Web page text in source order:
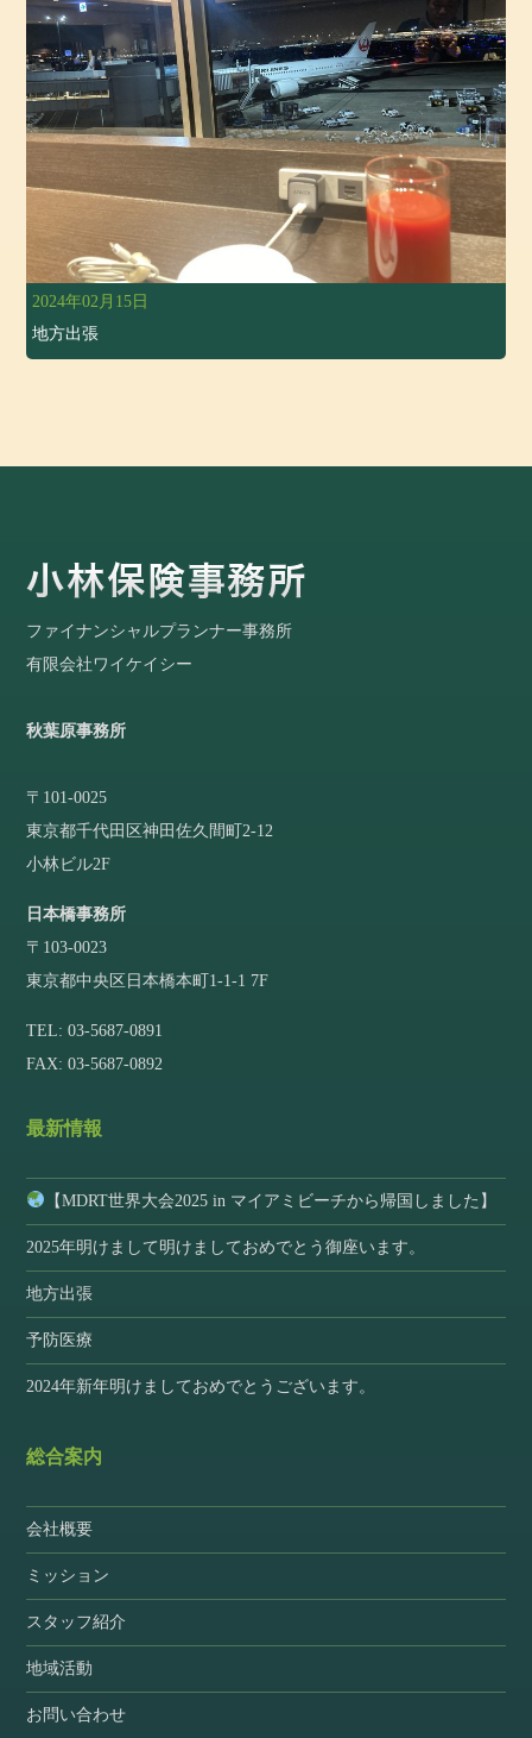
2024年02月15日
地方出張
ファイナンシャルプランナー事務所
有限会社ワイケイシー
秋葉原事務所
〒101-0025
東京都千代田区神田佐久間町2-12
小林ビル2F
日本橋事務所
〒103-0023
東京都中央区日本橋本町1-1-1 7F
TEL: 03-5687-0891
FAX: 03-5687-0892
最新情報
【MDRT世界大会2025 in マイアミビーチから帰国しました】
2025年明けまして明けましておめでとう御座います。
地方出張
予防医療
2024年新年明けましておめでとうございます。
総合案内
会社概要
ミッション
スタッフ紹介
地域活動
お問い合わせ